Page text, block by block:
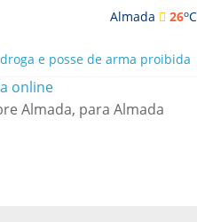
Almada 26oC
e posse de arma proibida
e ensinamentos necessários
e ASAE detectam
“foi um problema de má
Almada, para Almada